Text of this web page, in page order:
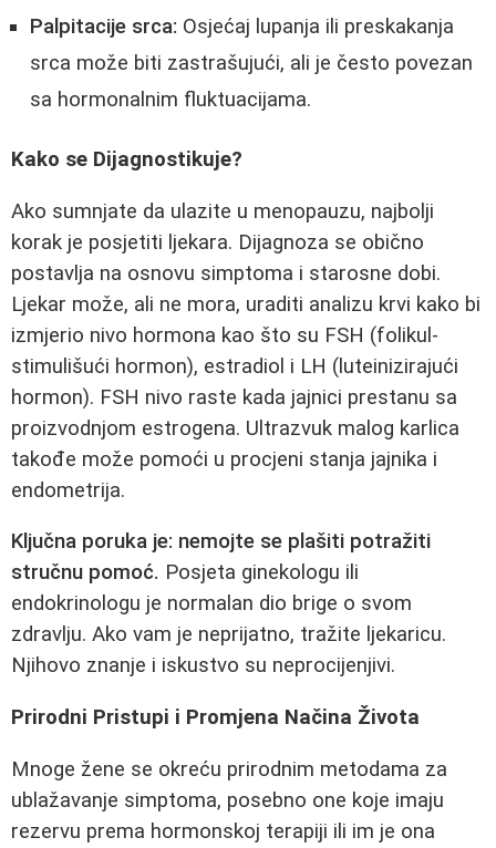
Palpitacije srca: Osjećaj lupanja ili preskakanja
srca može biti zastrašujući, ali je često povezan
sa hormonalnim fluktuacijama.
Kako se Dijagnostikuje?
Ako sumnjate da ulazite u menopauzu, najbolji
korak je posjetiti ljekara. Dijagnoza se obično
postavlja na osnovu simptoma i starosne dobi.
Ljekar može, ali ne mora, uraditi analizu krvi kako bi
izmjerio nivo hormona kao što su FSH (folikul-
stimulišući hormon), estradiol i LH (luteinizirajući
hormon). FSH nivo raste kada jajnici prestanu sa
proizvodnjom estrogena. Ultrazvuk malog karlica
takođe može pomoći u procjeni stanja jajnika i
endometrija.
Ključna poruka je: nemojte se plašiti potražiti
stručnu pomoć. Posjeta ginekologu ili
endokrinologu je normalan dio brige o svom
zdravlju. Ako vam je neprijatno, tražite ljekaricu.
Njihovo znanje i iskustvo su neprocijenjivi.
Prirodni Pristupi i Promjena Načina Života
Mnoge žene se okreću prirodnim metodama za
ublažavanje simptoma, posebno one koje imaju
rezervu prema hormonskoj terapiji ili im je ona